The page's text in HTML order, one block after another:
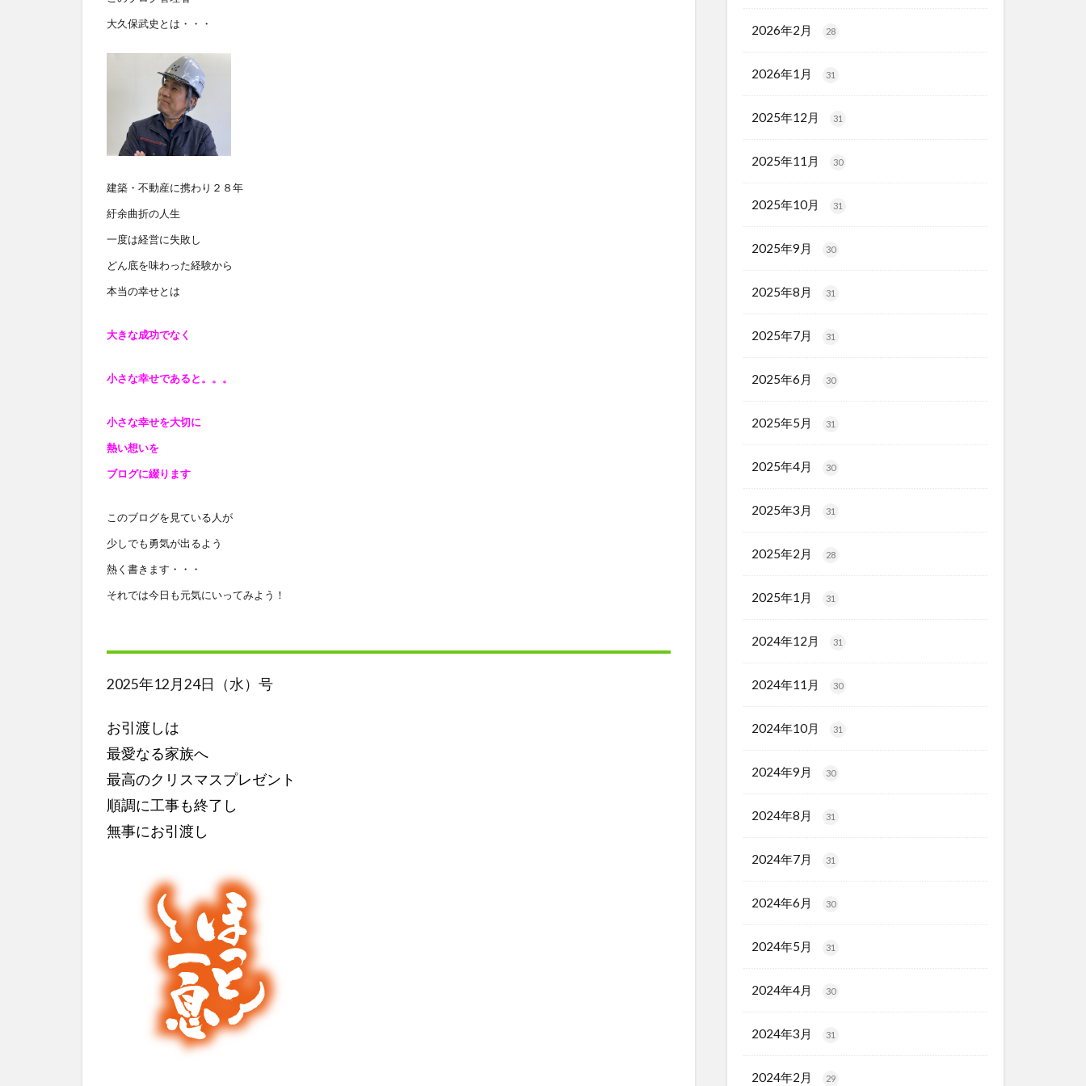
大久保武史とは・・・
建築・不動産に携わり２８年
紆余曲折の人生
一度は経営に失敗し
どん底を味わった経験から
本当の幸せとは
大きな成功でなく
小さな幸せであると。。。
小さな幸せを大切に
熱い想いを
ブログに綴ります
このブログを見ている人が
少しでも勇気が出るよう
熱く書きます・・・
それでは今日も元気にいってみよう！
2025年12月24日（水）号
お引渡しは
最愛なる家族へ
最高のクリスマスプレゼント
順調に工事も終了し
無事にお引渡し
2026年2月 28
2026年1月 31
2025年12月 31
2025年11月 30
2025年10月 31
2025年9月 30
2025年8月 31
2025年7月 31
2025年6月 30
2025年5月 31
2025年4月 30
2025年3月 31
2025年2月 28
2025年1月 31
2024年12月 31
2024年11月 30
2024年10月 31
2024年9月 30
2024年8月 31
2024年7月 31
2024年6月 30
2024年5月 31
2024年4月 30
2024年3月 31
2024年2月 29